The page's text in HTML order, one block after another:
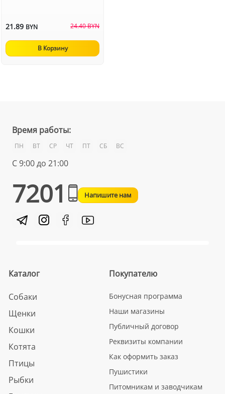
21.89 BYN 24.40 BYN
В Корзину
Время работы:
ПН ВТ СР ЧТ ПТ СБ ВС
С 9:00 до 21:00
7201 Напишите нам
Каталог
Собаки
Щенки
Кошки
Котята
Птицы
Рыбки
Покупателю
Бонусная программа
Наши магазины
Публичный договор
Реквизиты компании
Как оформить заказ
Пушистики
Питомникам и заводчикам